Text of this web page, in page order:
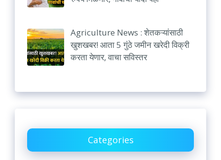
Agriculture News : शेतकऱ्यांसाठी
खुशखबर! आता 5 गुंठे जमीन खरेदी विक्री
करता येणार, वाचा सविस्तर
Categories